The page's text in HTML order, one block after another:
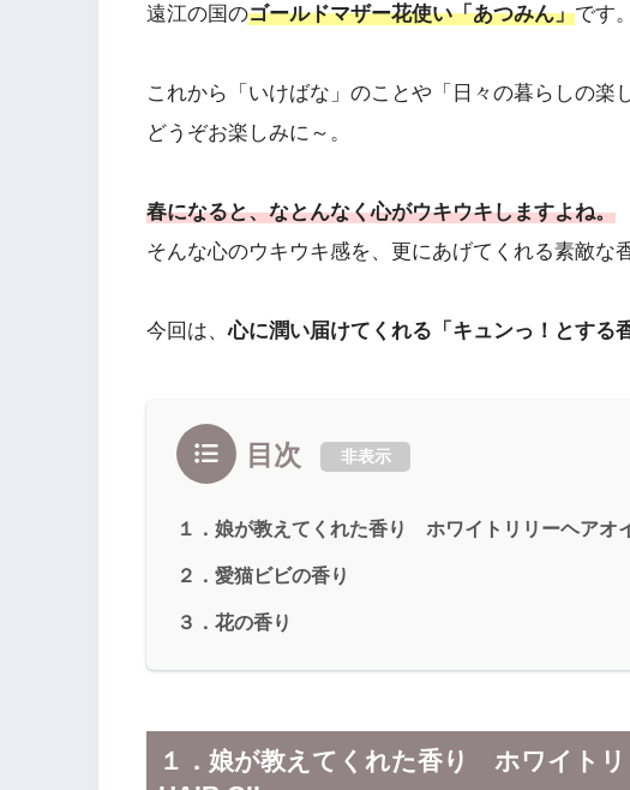
遠江の国のゴールドマザー花使い「あつみん」です。
これから「いけばな」のことや「日々の暮らしの楽
どうぞお楽しみに～。
春になると、なとんなく心がウキウキしますよね。
そんな心のウキウキ感を、更にあげてくれる素敵な
今回は、心に潤い届けてくれる「キュンっ！とする
目次 非表示
１．娘が教えてくれた香り ホワイトリリーヘア
２．愛猫ビビの香り
３．花の香り
１．娘が教えてくれた香り ホワイト